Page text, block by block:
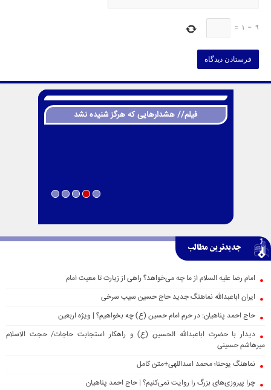
9
−
1
=
فیلم// هشدارهایی که هرگز شنیده نشد
جدیدترین مطالب
امام رضا علیه السلام از ما چه می‌خواهد؟ راهی از زیارت تا معیت امام
ایران اباعبدالله نماهنگ جدید حاج حسین سیب سرخی
حاج احمد پناهیان: در حرم امام حسین (ع) چه بخواهیم؟ | ویژه اربعین
دیدار با حضرت اباعبدالله الحسین (ع) و راهکار استجابت حاجات/ حجت الاسلام
میرهاشم حسینی
نماهنگ یوحنا؛ محمد اسداللهی+متن کامل
چرا پیروزی‌های بزرگ را روایت نمی‌کنیم؟ | حاج احمد پناهیان